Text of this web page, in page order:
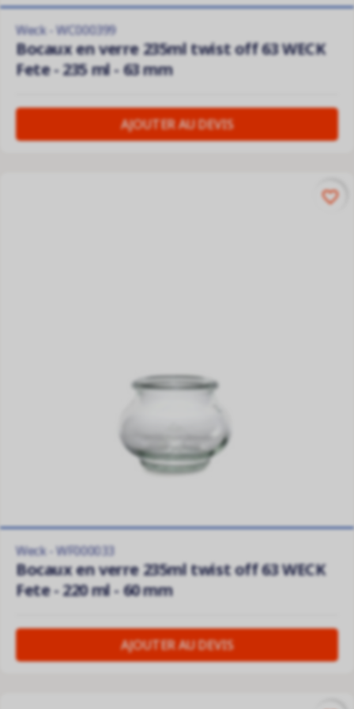
Weck - WC000399
Bocaux en verre 235ml twist off 63 WECK
Fete - 235 ml - 63 mm
AJOUTER AU DEVIS
Weck - WF000033
Bocaux en verre 235ml twist off 63 WECK
Fete - 220 ml - 60 mm
AJOUTER AU DEVIS
favorite_border